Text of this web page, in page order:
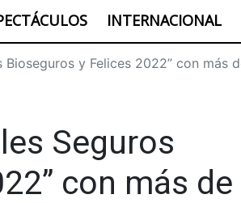
INTERNACIONAL
Bioseguros y Felices 2022” con más
Seguros
con más de